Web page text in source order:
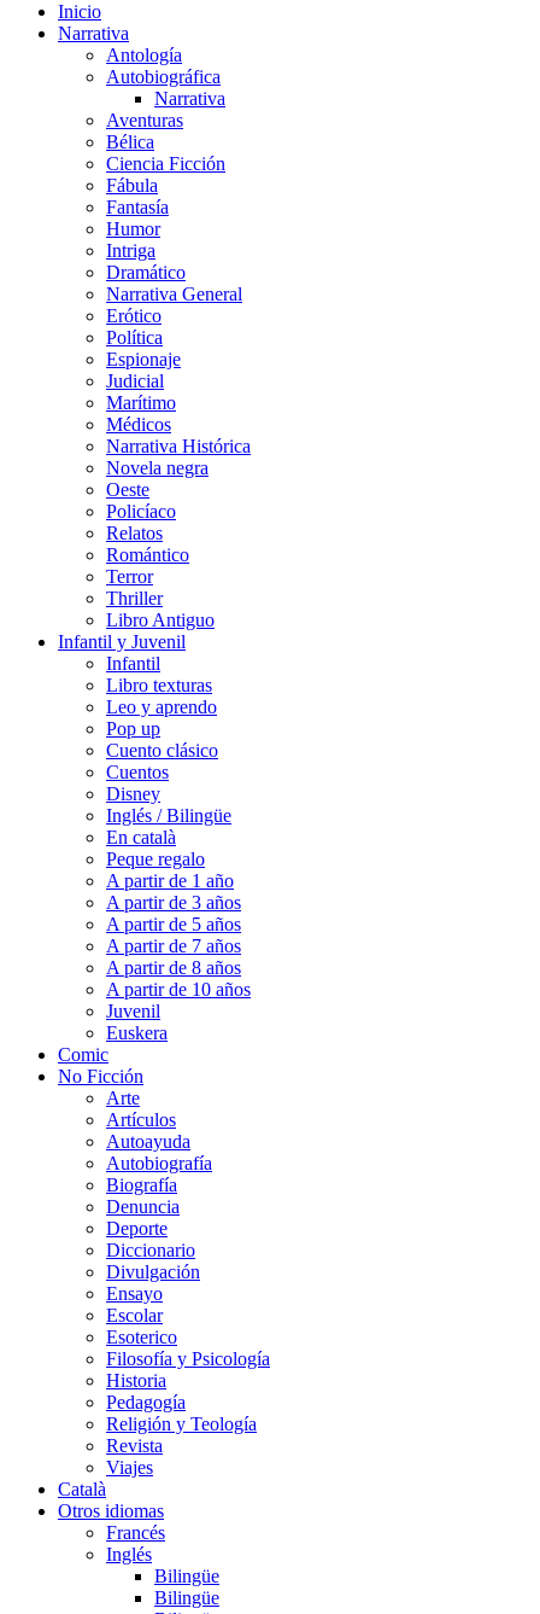
Inicio
Narrativa
Antología
Autobiográfica
Narrativa
Aventuras
Bélica
Ciencia Ficción
Fábula
Fantasía
Humor
Intriga
Dramático
Narrativa General
Erótico
Política
Espionaje
Judicial
Marítimo
Médicos
Narrativa Histórica
Novela negra
Oeste
Policíaco
Relatos
Romántico
Terror
Thriller
Libro Antiguo
Infantil y Juvenil
Infantil
Libro texturas
Leo y aprendo
Pop up
Cuento clásico
Cuentos
Disney
Inglés / Bilingüe
En català
Peque regalo
A partir de 1 año
A partir de 3 años
A partir de 5 años
A partir de 7 años
A partir de 8 años
A partir de 10 años
Juvenil
Euskera
Comic
No Ficción
Arte
Artículos
Autoayuda
Autobiografía
Biografía
Denuncia
Deporte
Diccionario
Divulgación
Ensayo
Escolar
Esoterico
Filosofía y Psicología
Historia
Pedagogía
Religión y Teología
Revista
Viajes
Català
Otros idiomas
Francés
Inglés
Bilingüe
Bilingüe